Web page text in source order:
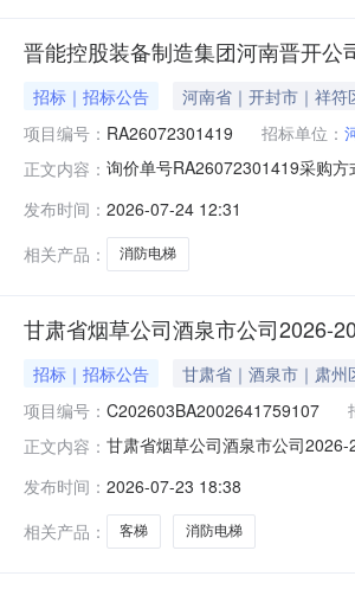
晋能控股装备制造集团河南晋开
招标｜招标公告 河南省｜开封市｜祥符
项目编号： RA26072301419 招标单位：
正文内容： 询价单号RA26072301419采购
区新城路1号晋开集团院内二、
发布时间： 2026-07-24 12:31
相关产品：
消防电梯
甘肃省烟草公司酒泉市公司2026-
招标｜招标公告 甘肃省｜酒泉市｜肃州
项目编号： C202603BA2002641759107
正文内容： 甘肃省烟草公司酒泉市公司
目审批机关批准，项目资金来源
发布时间： 2026-07-23 18:38
相关产品：
客梯 消防电梯